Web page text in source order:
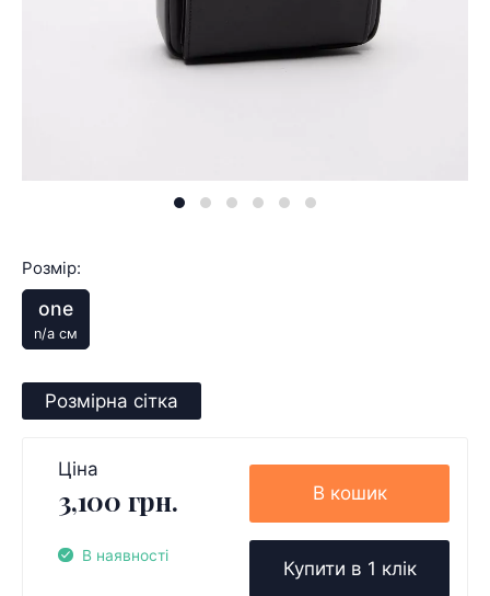
Розмір:
one
n/a см
Розмірна сітка
Ціна
3,100 грн.
В наявності
В кошик
Купити в 1 клік